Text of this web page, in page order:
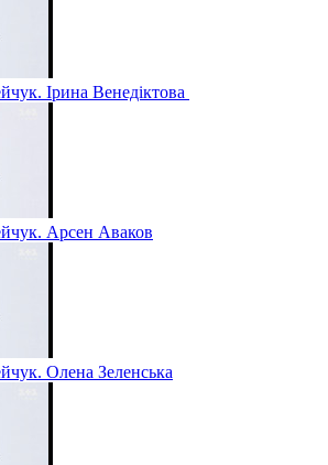
Ірина Венедіктова
Арсен Аваков
Олена Зеленська